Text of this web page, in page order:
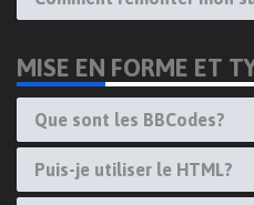
MISE EN FORME ET
Que sont les BBCodes?
Puis-je utiliser le HTML?